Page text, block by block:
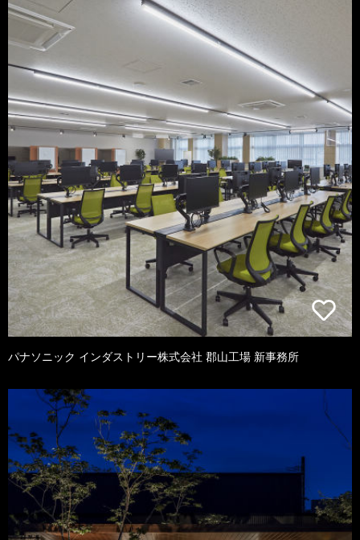
パナソニック インダストリー株式会社 郡山工場 新事務所